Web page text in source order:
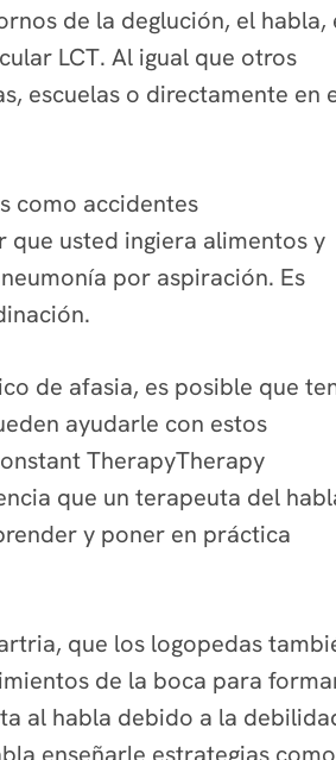
de la deglución, el habla,
LCT. Al igual que otros
escuelas o directamente en
como accidentes
que usted ingiera alimentos y
por aspiración. Es
de afasia, es posible que
ayudarle con estos
TherapyTherapy
que un terapeuta del
y poner en práctica
que los logopedas
de la boca para
al habla debido a la
enseñarle estrategias como